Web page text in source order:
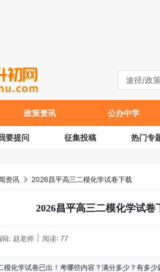
政策资讯 公办中学
要提问 征集投稿 热门专
资讯 2026昌平高三二模化学试卷下载
2026昌平高三二模化学试卷
辑: 赵老师 阅读: 77
模化学试卷已出！考哪些内容？满分多少？有多